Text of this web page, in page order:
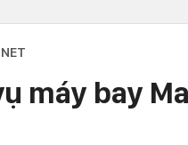
máy bay